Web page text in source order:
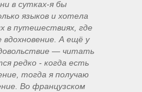
в сутках-я бы
языков и хотела
в путешествиях, где
вдохновение. А ещё у
— читать
редко - когда есть
тогда я получаю
Во французском